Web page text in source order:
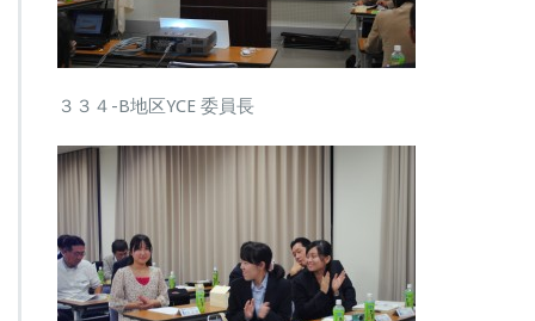
＆
Ｏ
Ｂ
３３４-B地区YCE 委員長